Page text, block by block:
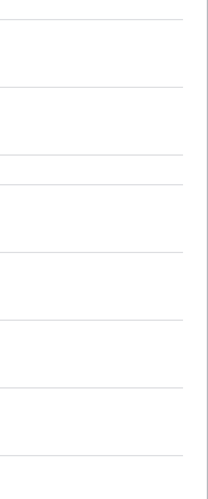
크
니까?
비교
까?
까?
스프린트 개선
업하기